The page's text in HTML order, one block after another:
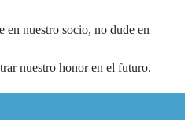
en nuestro socio, no dude en
nuestro honor en el futuro.